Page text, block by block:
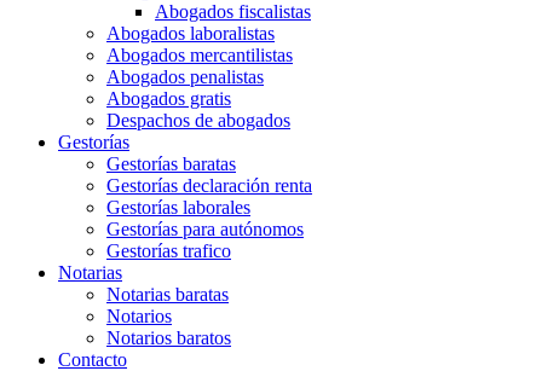
Abogados fiscalistas
Abogados laboralistas
Abogados mercantilistas
Abogados penalistas
Abogados gratis
Despachos de abogados
Gestorías
Gestorías baratas
Gestorías declaración renta
Gestorías laborales
Gestorías para autónomos
Gestorías trafico
Notarias
Notarias baratas
Notarios
Notarios baratos
Contacto